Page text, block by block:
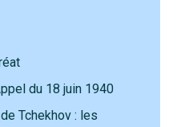
du 18 juin 1940
Tchekhov : les